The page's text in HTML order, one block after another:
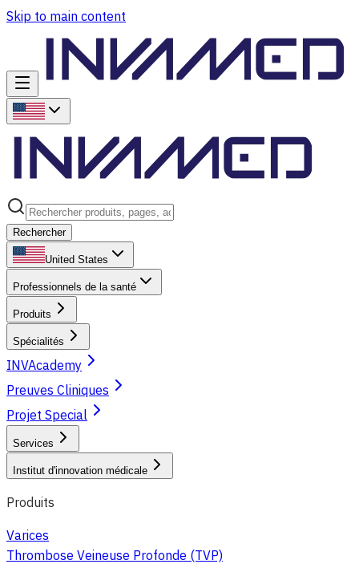
Skip to main content
Rechercher
United States
Professionnels de la santé
Produits
Spécialités
INVAcademy
Preuves Cliniques
Projet Special
Services
Institut d'innovation médicale
Produits
Varices
Thrombose Veineuse Profonde (TVP)